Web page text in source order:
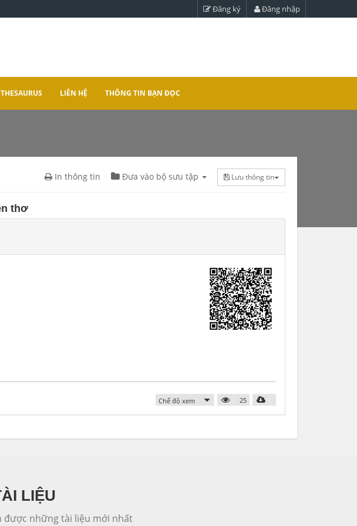
Đăng ký Đăng nhập
THESAURUS LIÊN HỆ THÔNG TIN BẠN ĐỌC
In thông tin Đưa vào bộ sưu tập Lưu thông tin
thơ
Chế độ xem 25
LIỆU
được những tài liệu mới nhất